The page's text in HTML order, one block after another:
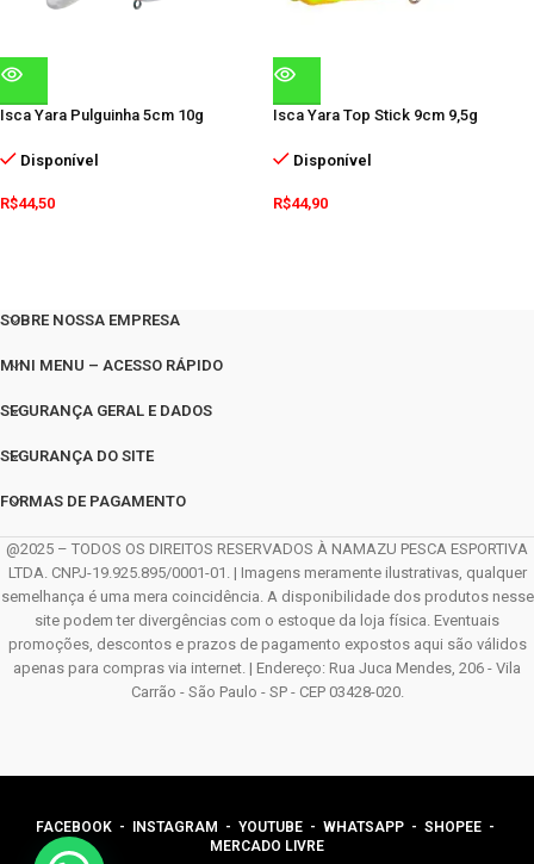
Isca Yara Pulguinha 5cm 10g
Disponível
R$44,50
Isca Yara Top Stick 9cm 9,5g
Disponível
R$44,90
SOBRE NOSSA EMPRESA
MINI MENU – ACESSO RÁPIDO
SEGURANÇA GERAL E DADOS
SEGURANÇA DO SITE
FORMAS DE PAGAMENTO
@2025 – TODOS OS DIREITOS RESERVADOS À NAMAZU PESCA ESPORTIVA
LTDA. CNPJ-19.925.895/0001-01. | Imagens meramente ilustrativas, qualquer
semelhança é uma mera coincidência. A disponibilidade dos produtos nesse
site podem ter divergências com o estoque da loja física. Eventuais
promoções, descontos e prazos de pagamento expostos aqui são válidos
apenas para compras via internet. | Endereço: Rua Juca Mendes, 206 - Vila
Carrão - São Paulo - SP - CEP 03428-020.
FACEBOOK - INSTAGRAM - YOUTUBE - WHATSAPP - SHOPEE -
MERCADO LIVRE